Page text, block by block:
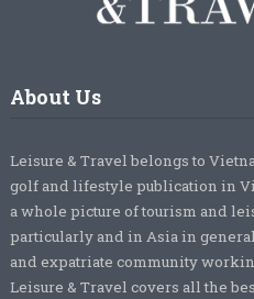
About Us
Leisure & Travel belongs to
golf and lifestyle publication in
a whole picture of tourism and
particularly and in Asia in
and expatriate community
Leisure & Travel covers all the